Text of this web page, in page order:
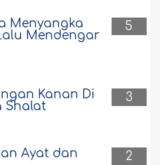
5
Menyangka
Mendengar
3
Kanan Di
Shalat
2
Ayat dan